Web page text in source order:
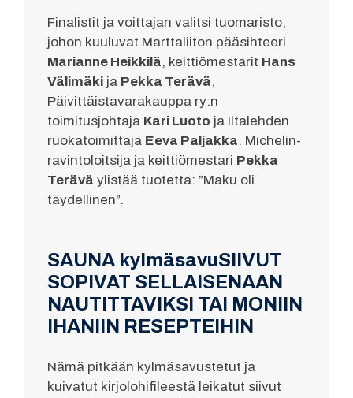
Finalistit ja voittajan valitsi tuomaristo,
johon kuuluvat Marttaliiton pääsihteeri
Marianne Heikkilä, keittiömestarit Hans
Välimäki ja Pekka Terävä,
Päivittäistavarakauppa ry:n
toimitusjohtaja Kari Luoto ja Iltalehden
ruokatoimittaja Eeva Paljakka. Michelin-
ravintoloitsija ja keittiömestari Pekka
Terävä ylistää tuotetta: ”Maku oli
täydellinen”.
SAUNA kylmäsavuSIIVUT
SOPIVAT SELLAISENAAN
NAUTITTAVIKSI TAI MONIIN
IHANIIN RESEPTEIHIN
Nämä pitkään kylmäsavustetut ja
kuivatut kirjolohifileestä leikatut siivut